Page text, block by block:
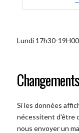
Lundi 17h30-
Si les données
nécessitent d'être
nous envoyer un